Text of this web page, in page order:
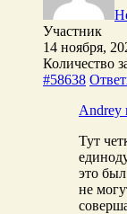
Участник
14 ноября,
Количество
#58638
Andrey
Тут
это
не